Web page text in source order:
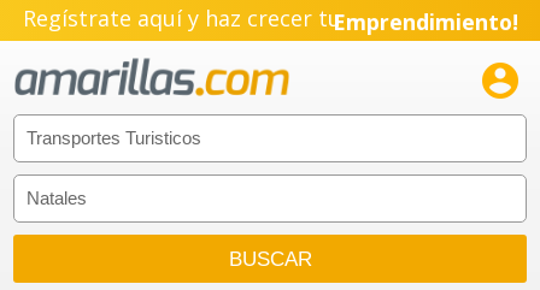
Regístrate aquí y haz crecer tuEmprendimiento!
